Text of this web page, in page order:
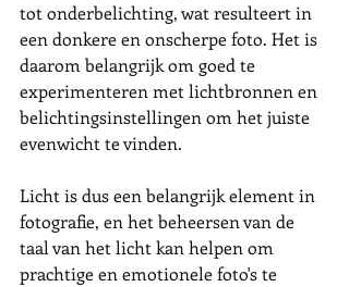
tot onderbelichting, wat resulteert in
een donkere en onscherpe foto. Het is
daarom belangrijk om goed te
experimenteren met lichtbronnen en
belichtingsinstellingen om het juiste
evenwicht te vinden.
Licht is dus een belangrijk element in
fotografie, en het beheersen van de
taal van het licht kan helpen om
prachtige en emotionele foto's te